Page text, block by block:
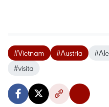
#Vietnam #Austria
#visita